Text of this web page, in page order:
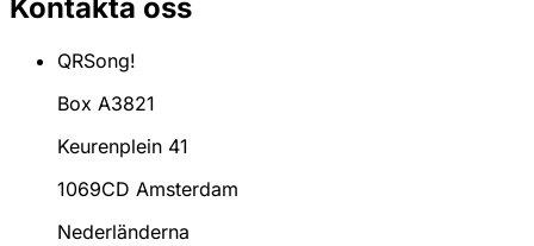
Kontakta oss
QRSong!
Box A3821
Keurenplein 41
1069CD Amsterdam
Nederländerna